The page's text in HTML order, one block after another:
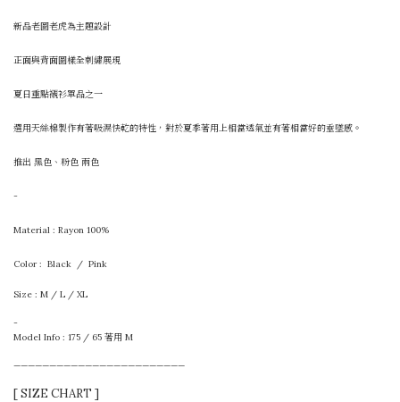
新品老圖老虎為主題設計
正面與背面圖樣全刺繡展現
夏日重點襯衫單品之一
選用天絲棉製作有著吸濕快乾的特性，對於夏季著用上相當透氣並有著相當好的垂墜感。
推出 黑色、粉色 兩色
-
Material : Rayon 100%
Color : Black / Pink
Size : M / L / XL
-
Model Info : 175 / 65 著用 M
————————————————————————
[ SIZE CHART ]